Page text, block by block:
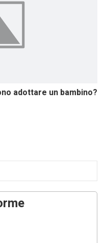
adottare un bambino?